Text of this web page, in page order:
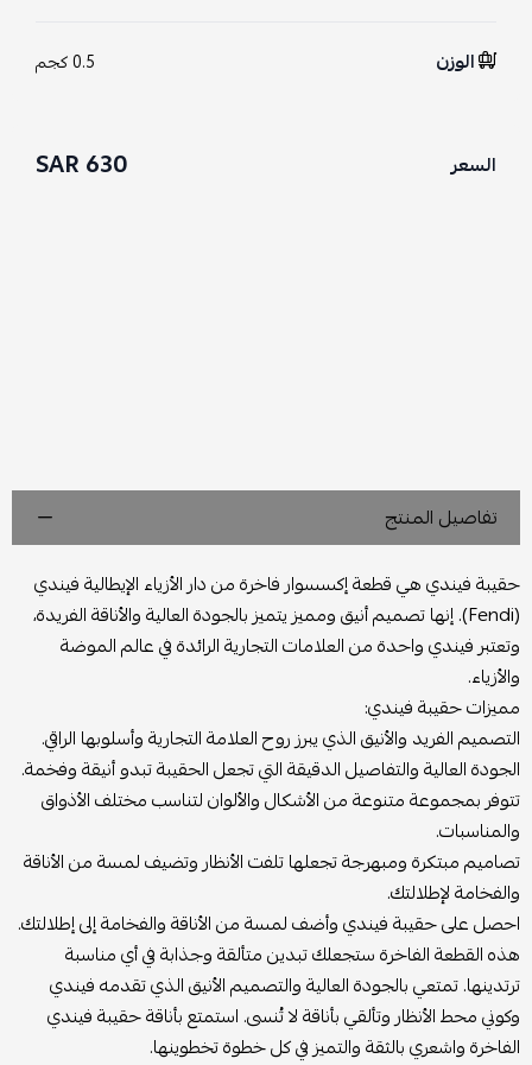
الوزن 0.5 كجم
السعر 630 SAR
تفاصيل المنتج
حقيبة فيندي هي قطعة إكسسوار فاخرة من دار الأزياء الإيطالية فيندي
(Fendi). إنها تصميم أنيق ومميز يتميز بالجودة العالية والأناقة الفريدة،
وتعتبر فيندي واحدة من العلامات التجارية الرائدة في عالم الموضة
والأزياء.
مميزات حقيبة فيندي:
التصميم الفريد والأنيق الذي يبرز روح العلامة التجارية وأسلوبها الراقي.
الجودة العالية والتفاصيل الدقيقة التي تجعل الحقيبة تبدو أنيقة وفخمة.
تتوفر بمجموعة متنوعة من الأشكال والألوان لتناسب مختلف الأذواق
والمناسبات.
تصاميم مبتكرة ومبهرجة تجعلها تلفت الأنظار وتضيف لمسة من الأناقة
والفخامة لإطلالتك.
احصل على حقيبة فيندي وأضف لمسة من الأناقة والفخامة إلى إطلالتك.
هذه القطعة الفاخرة ستجعلك تبدين متألقة وجذابة في أي مناسبة
ترتدينها. تمتعي بالجودة العالية والتصميم الأنيق الذي تقدمه فيندي
وكوني محط الأنظار وتألقي بأناقة لا تُنسى. استمتع بأناقة حقيبة فيندي
الفاخرة واشعري بالثقة والتميز في كل خطوة تخطوينها.